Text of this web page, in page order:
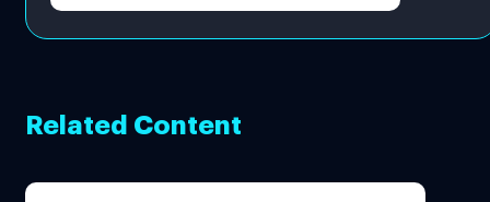
Related Content